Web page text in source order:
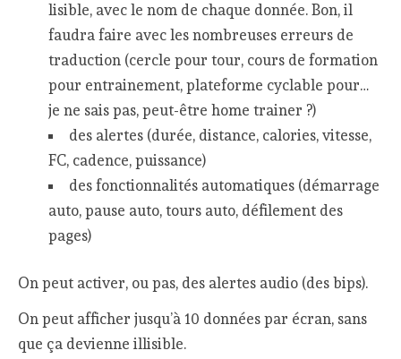
lisible, avec le nom de chaque donnée. Bon, il
faudra faire avec les nombreuses erreurs de
traduction (cercle pour tour, cours de formation
pour entrainement, plateforme cyclable pour…
je ne sais pas, peut-être home trainer ?)
des alertes (durée, distance, calories, vitesse,
FC, cadence, puissance)
des fonctionnalités automatiques (démarrage
auto, pause auto, tours auto, défilement des
pages)
On peut activer, ou pas, des alertes audio (des bips).
On peut afficher jusqu’à 10 données par écran, sans
que ça devienne illisible.